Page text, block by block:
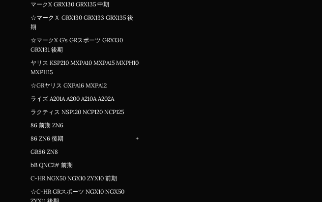
マークX GRX130 GRX135 中期
☆マークＸ GRX130 GRX133 GRX135 後
期
☆マークX G's GRスポーツ GRX130
GRX131 後期
ヤリス KSP210 MXPA10 MXPA15 MXPH10
MXPH15
☆GRヤリス GXPA16 MXPA12
ライズ A201A A200 A210A A202A
ラクティス NSP120 NCP120 NCP125
86 前期 ZN6
86 ZN6 後期
+
GR86 ZN8
bB QNC2# 前期
C-HR NGX50 NGX10 ZYX10 前期
☆C-HR GRスポーツ NGX10 NGX50